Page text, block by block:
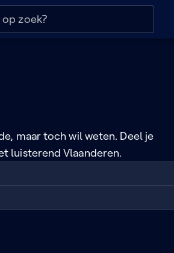
maar toch wil weten. Deel je
luisterend Vlaanderen.